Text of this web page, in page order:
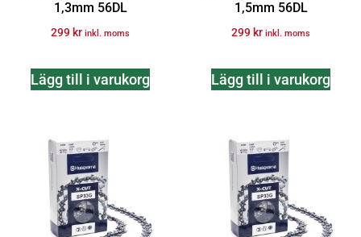
1,3mm 56DL
299 kr inkl. moms
Lägg till i varukorg
1,5mm 56DL
299 kr inkl. moms
Lägg till i varukorg